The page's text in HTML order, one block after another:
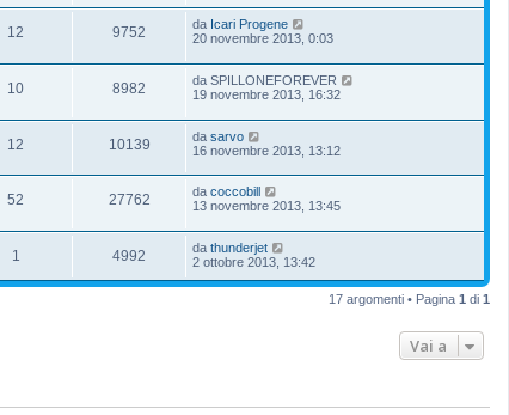
12 9752 da Icari Progene
20 novembre 2013, 0:03
10 8982 da SPILLONEFOREVER
19 novembre 2013, 16:32
12 10139 da sarvo
16 novembre 2013, 13:12
52 27762 da coccobill
13 novembre 2013, 13:45
1 4992 da thunderjet
2 ottobre 2013, 13:42
17 argomenti • Pagina 1 di 1
Vai a